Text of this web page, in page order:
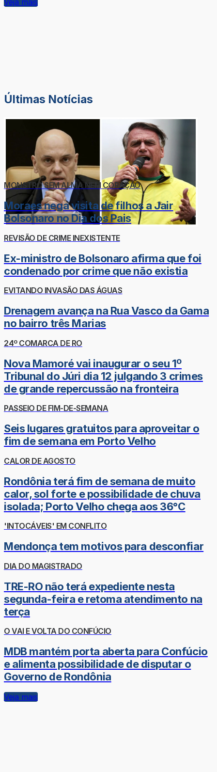
Veja mais
Últimas Notícias
MONSTRO SEM ALMA NEM CORAÇÃO
Moraes nega visita de filhos a Jair
Bolsonaro no Dia dos Pais
REVISÃO DE CRIME INEXISTENTE
Ex-ministro de Bolsonaro afirma que foi
condenado por crime que não existia
EVITANDO INVASÃO DAS ÁGUAS
Drenagem avança na Rua Vasco da Gama
no bairro três Marias
24º COMARCA DE RO
Nova Mamoré vai inaugurar o seu 1º
Tribunal do Júri dia 12 julgando 3 crimes
de grande repercussão na fronteira
PASSEIO DE FIM-DE-SEMANA
Seis lugares gratuitos para aproveitar o
fim de semana em Porto Velho
CALOR DE AGOSTO
Rondônia terá fim de semana de muito
calor, sol forte e possibilidade de chuva
isolada; Porto Velho chega aos 36°C
'INTOCÁVEIS' EM CONFLITO
Mendonça tem motivos para desconfiar
DIA DO MAGISTRADO
TRE-RO não terá expediente nesta
segunda-feira e retoma atendimento na
terça
O VAI E VOLTA DO CONFÚCIO
MDB mantém porta aberta para Confúcio
e alimenta possibilidade de disputar o
Governo de Rondônia
Veja mais